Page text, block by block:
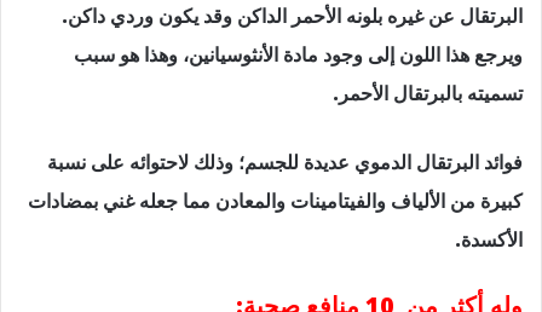
البرتقال عن غيره بلونه الأحمر الداكن وقد يكون وردي داكن.
ويرجع هذا اللون إلى وجود مادة الأنثوسيانين، وهذا هو سبب
تسميته بالبرتقال الأحمر.
فوائد البرتقال الدموي عديدة للجسم؛ وذلك لاحتوائه على نسبة
كبيرة من الألياف والفيتامينات والمعادن مما جعله غني بمضادات
الأكسدة.
وله أكثر من 10 منافع صحية: